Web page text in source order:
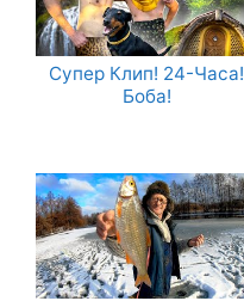
Супер Клип! 24-Часа!
Боба!